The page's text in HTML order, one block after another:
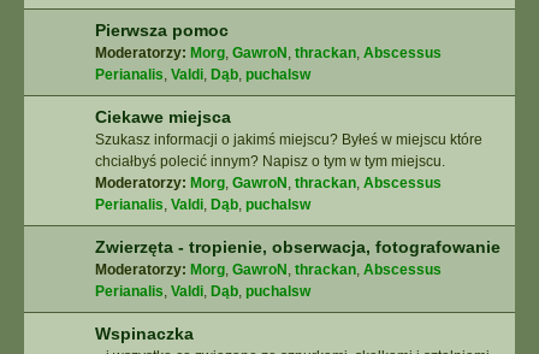
Pierwsza pomoc
Moderatorzy: Morg, GawroN , thrackan, Abscessus
Perianalis, Valdi, Dąb, puchalsw
Ciekawe miejsca
Szukasz informacji o jakimś miejscu? Byłeś w miejscu które
chciałbyś polecić innym? Napisz o tym w tym miejscu.
Moderatorzy: Morg, GawroN , thrackan, Abscessus
Perianalis, Valdi, Dąb, puchalsw
Zwierzęta - tropienie, obserwacja, fotografowanie
Moderatorzy: Morg, GawroN , thrackan, Abscessus
Perianalis, Valdi, Dąb, puchalsw
Wspinaczka